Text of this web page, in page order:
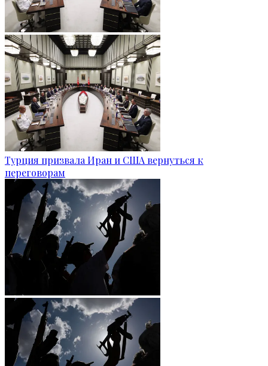
Турция призвала Иран и США вернуться к
переговорам